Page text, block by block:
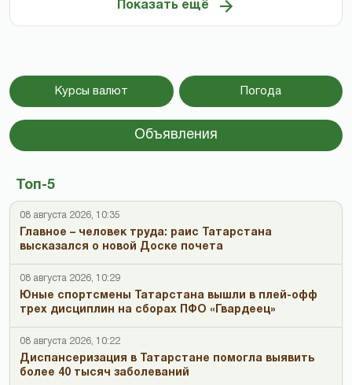
Показать ещё
Курсы валют Погода
Объявления
Топ-5
08 августа 2026, 10:35
Главное – человек труда: раис Татарстана
высказался о новой Доске почета
08 августа 2026, 10:29
Юные спортсмены Татарстана вышли в плей-офф
трех дисциплин на сборах ПФО «Гвардеец»
08 августа 2026, 10:22
Диспансеризация в Татарстане помогла выявить
более 40 тысяч заболеваний